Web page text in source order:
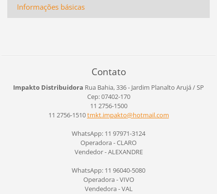
Informações básicas
Contato
Impakto Distribuidora Rua Bahia, 336 - Jardim Planalto Arujá / SP
Cep: 07402-170
11 2756-1500
11 2756-1510tmkt.impakto@hotmail.com
WhatsApp: 11 97971-3124
Operadora - CLARO
Vendedor - ALEXANDRE
WhatsApp: 11 96040-5080
Operadora - VIVO
Vendedora - VAL